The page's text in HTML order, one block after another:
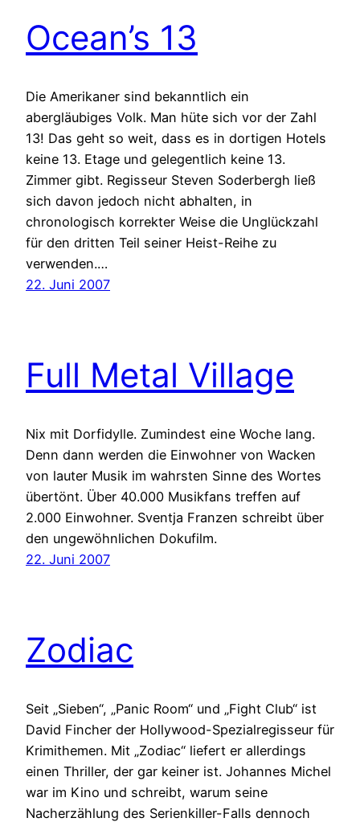
Ocean’s 13
Die Amerikaner sind bekanntlich ein
abergläubiges Volk. Man hüte sich vor der Zahl
13! Das geht so weit, dass es in dortigen Hotels
keine 13. Etage und gelegentlich keine 13.
Zimmer gibt. Regisseur Steven Soderbergh ließ
sich davon jedoch nicht abhalten, in
chronologisch korrekter Weise die Unglückzahl
für den dritten Teil seiner Heist-Reihe zu
verwenden.…
22. Juni 2007
Full Metal Village
Nix mit Dorfidylle. Zumindest eine Woche lang.
Denn dann werden die Einwohner von Wacken
von lauter Musik im wahrsten Sinne des Wortes
übertönt. Über 40.000 Musikfans treffen auf
2.000 Einwohner. Sventja Franzen schreibt über
den ungewöhnlichen Dokufilm.
22. Juni 2007
Zodiac
Seit „Sieben“, „Panic Room“ und „Fight Club“ ist
David Fincher der Hollywood-Spezialregisseur für
Krimithemen. Mit „Zodiac“ liefert er allerdings
einen Thriller, der gar keiner ist. Johannes Michel
war im Kino und schreibt, warum seine
Nacherzählung des Serienkiller-Falls dennoch